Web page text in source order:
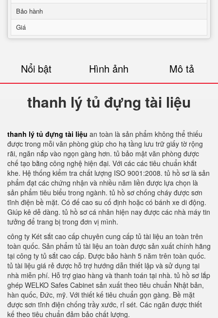
Bảo hành
Giá
Nổi bật Hình ảnh Mô tả
thanh lý tủ đựng tài liệu
thanh lý tủ đựng tài liệu an toàn là sản phẩm không thể thiếu
được trong mỗi văn phòng giúp cho hạ tầng lưu trữ giấy tờ rộng
rãi, ngăn nắp vào ngọn gàng hơn. tủ bảo mật văn phòng được
chế tạo bằng công nghệ hiện đại. Với các các tiêu chuẩn khắt
khe. Hệ thống kiểm tra chất lượng ISO 9001:2008. tủ hồ sơ là sản
phẩm đạt các chứng nhận và nhiều năm liền được lựa chọn là
sản phẩm tiêu biểu trong ngành. tủ hồ sơ chống cháy được sơn
tĩnh điện bề mặt. Có đế cao su cố định hoặc có bánh xe di động.
Giúp kê dễ dàng. tủ hồ sơ cá nhân hiện nay được các nhà máy tin
tưởng để trang bị trong đơn vị mình.
công ty Két sắt cao cấp chuyên cung cấp tủ tài liệu an toàn trên
toàn quốc. Sản phẩm tủ tài liệu an toàn được sản xuất chính hãng
tại công ty tủ sắt cao cấp. Được bảo hành 5 năm trên toàn quốc.
tủ tài liệu giá rẻ được hỗ trợ hướng dẫn thiết lập và sử dụng tại
nhà miễn phí. Hỗ trợ giao hàng và thanh toán tại nhà. tủ hồ sơ lắp
ghép WELKO Safes Cabinet sản xuất theo tiêu chuẩn Nhật bản,
hàn quốc, Đức, mỹ. Với thiết kế tiêu chuẩn gọn gàng. Bề mặt
được sơn tĩnh điện chống trầy xước, rỉ sét. Các ngăn được thiết
kế theo tiêu chuẩn đảm bảo chất lượng.